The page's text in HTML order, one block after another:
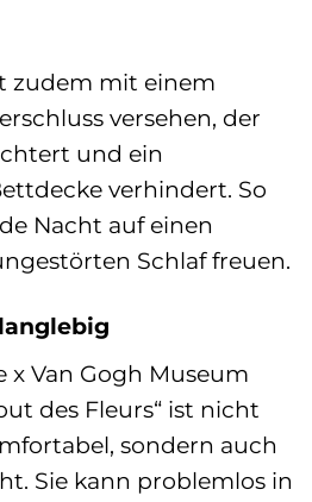
zudem mit einem
versehen, der
und ein
verhindert. So
Nacht auf einen
Schlaf freuen.
x Van Gogh Museum
des Fleurs“ ist nicht
sondern auch
Sie kann problemlos in